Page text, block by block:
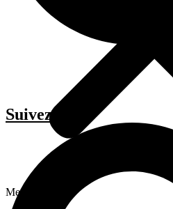
Menu
Suivez-moi